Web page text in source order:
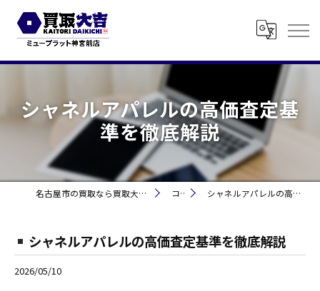
シャネルアパレルの高価査定基
準を徹底解説
名古屋市の買取なら買取大吉 ミュープラット神宮前 コラム シャネルアパレルの高価査定基準を徹底解説
シャネルアパレルの高価査定基準を徹底解説
2026/05/10